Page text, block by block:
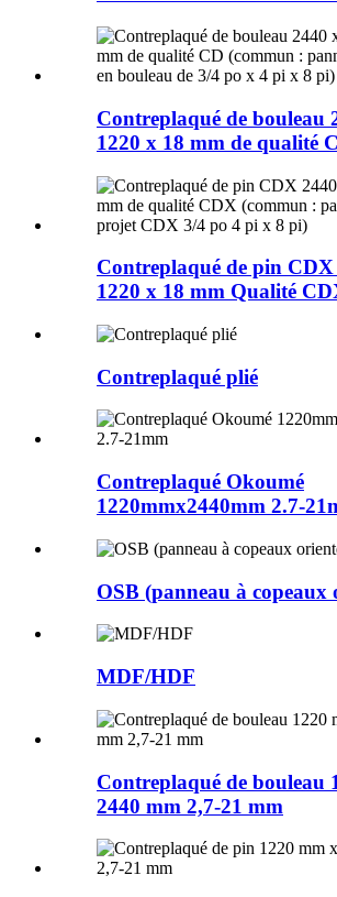
Contreplaqué de bouleau
1220 x 18 mm de qualité
Contreplaqué de pin
1220 x 18 mm Qualité
Contreplaqué plié
Contreplaqué Okoumé
1220mmx2440mm 2.7-
OSB (panneau à copeaux
MDF/HDF
Contreplaqué de bouleau
2440 mm 2,7-21 mm